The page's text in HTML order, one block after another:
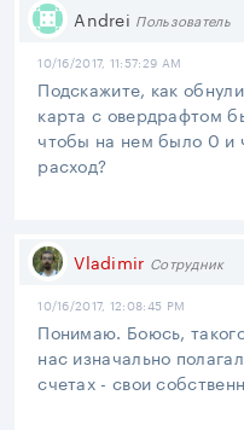
Andrei Пользователь
10/16/2017, 11:57:29 AM
Подскажите, как
карта с овердрафтом
чтобы на нем было 0 и
расход?
Vladimir Сотрудник
10/16/2017, 12:08:45 PM
Понимаю. Боюсь,
нас изначально
счетах - свои